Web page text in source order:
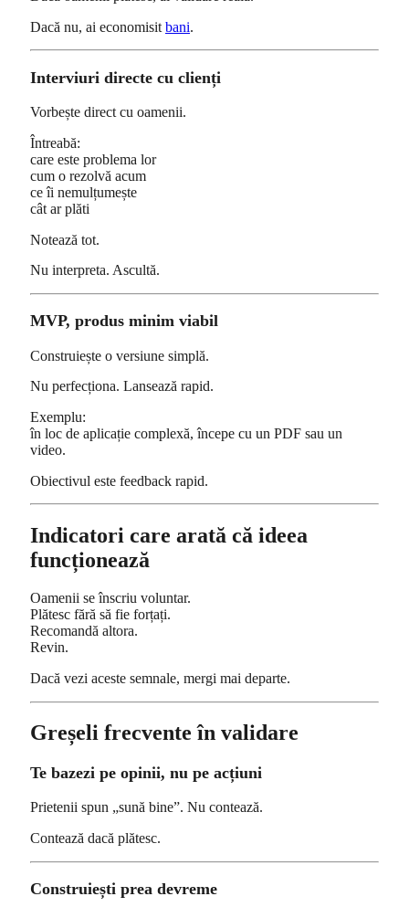
Dacă nu, ai economisit bani.
Interviuri directe cu clienți
Vorbește direct cu oamenii.
Întreabă:
care este problema lor
cum o rezolvă acum
ce îi nemulțumește
cât ar plăti
Notează tot.
Nu interpreta. Ascultă.
MVP, produs minim viabil
Construiește o versiune simplă.
Nu perfecționa. Lansează rapid.
Exemplu:
în loc de aplicație complexă, începe cu un PDF sau un
video.
Obiectivul este feedback rapid.
Indicatori care arată că ideea
funcționează
Oamenii se înscriu voluntar.
Plătesc fără să fie forțați.
Recomandă altora.
Revin.
Dacă vezi aceste semnale, mergi mai departe.
Greșeli frecvente în validare
Te bazezi pe opinii, nu pe acțiuni
Prietenii spun „sună bine”. Nu contează.
Contează dacă plătesc.
Construiești prea devreme